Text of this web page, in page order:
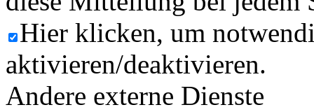
Hier klicken, um
aktivieren/deaktivieren.
Andere externe Dienste